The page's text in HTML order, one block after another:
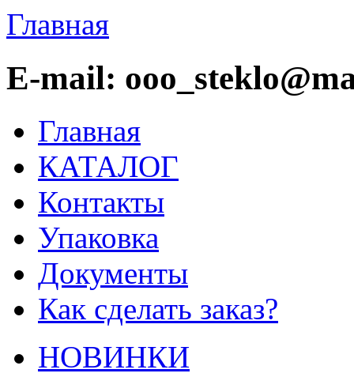
Главная
E-mail:
Главная
КАТАЛОГ
Контакты
Упаковка
Документы
Как сделать заказ?
НОВИНКИ